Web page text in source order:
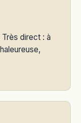
Très direct : à